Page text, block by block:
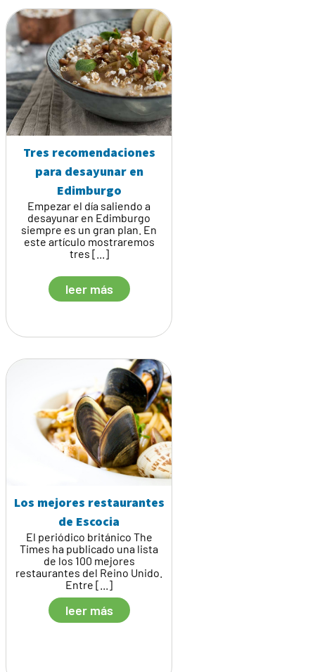
Tres recomendaciones
para desayunar en
Edimburgo
Empezar el día saliendo a
desayunar en Edimburgo
siempre es un gran plan. En
este artículo mostraremos
tres [...]
leer más
Los mejores restaurantes
de Escocia
El periódico británico The
Times ha publicado una lista
de los 100 mejores
restaurantes del Reino Unido.
Entre [...]
leer más